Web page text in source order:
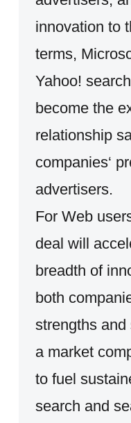
innovation to
terms,
Yahoo!
become the
relationship
companies‘
advertisers.
For Web
deal will
breadth of
both
strengths
a market
to fuel
search and